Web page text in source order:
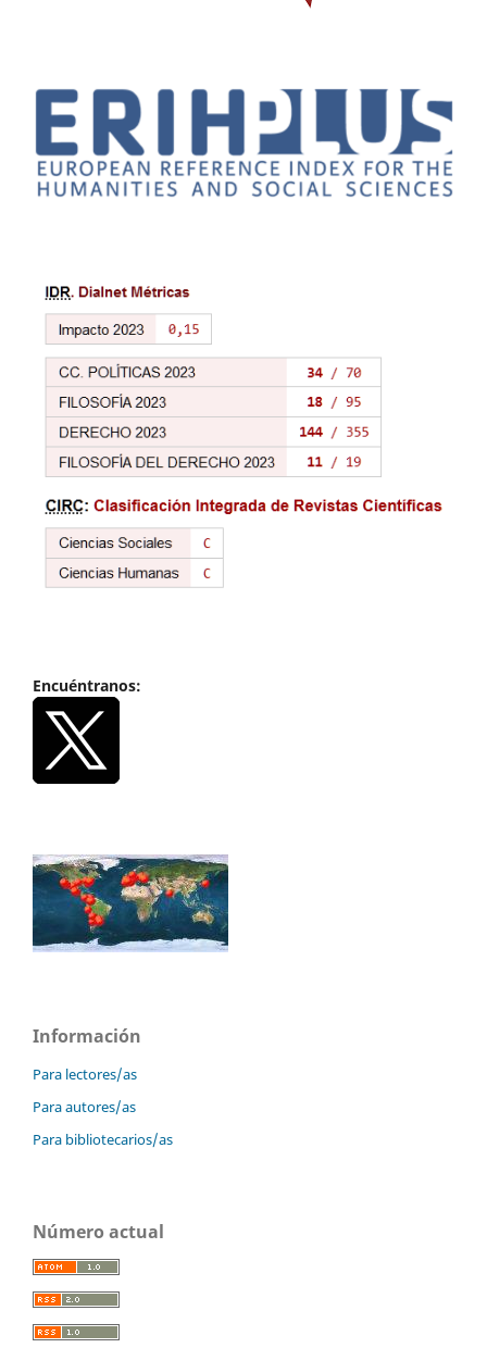
Encuéntranos:
Información
Para lectores/as
Para autores/as
Para bibliotecarios/as
Número actual